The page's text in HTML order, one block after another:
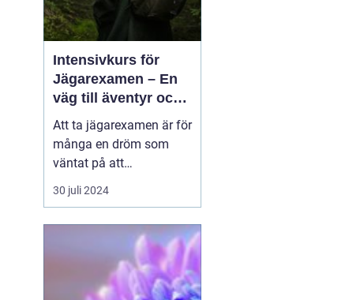
Intensivkurs för
Jägarexamen – En
väg till äventyr och
naturupplevelser
Att ta jägarexamen är för
många en dröm som
väntat på att
förverkligas. En weekend
på Knistad Herrgård kan
fantastisk upplevelse
full av nya insikter och
kunskaper. P&...
30 juli 2024